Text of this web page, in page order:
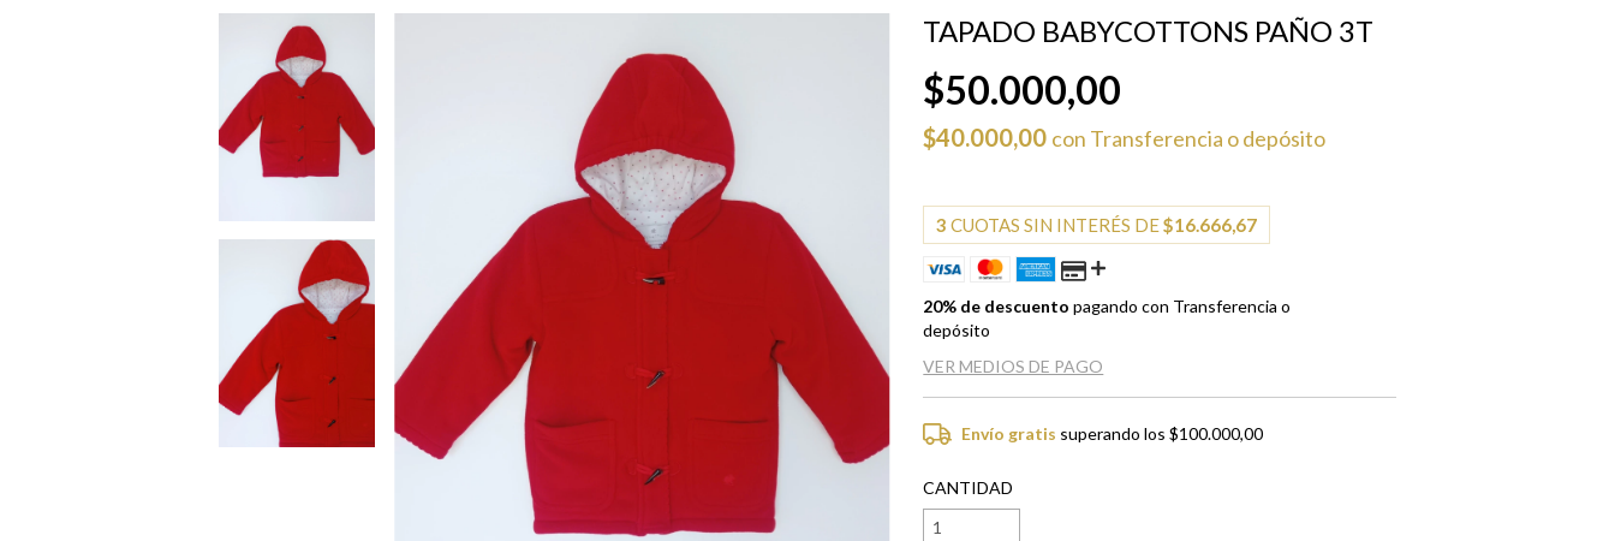
TAPADO BABYCOTTONS PAÑO 3T
$50.000,00
$40.000,00 con Transferencia o depósito
3 CUOTAS SIN INTERÉS DE$16.666,67
20% de descuento pagando con Transferencia o
depósito
VER MEDIOS DE PAGO
Envío gratis superando los $100.000,00
CANTIDAD